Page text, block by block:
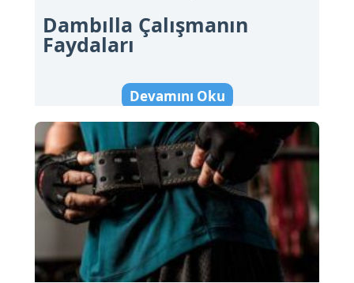
Dambılla Çalışmanın
Faydaları
Devamını Oku